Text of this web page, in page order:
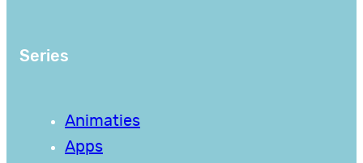
Series
Animaties
Apps